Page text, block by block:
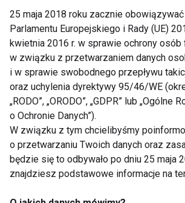
nerwowego. Prawidłowo dobrana
niedoborowi witamin, w tym np.
Takie braki niekorzystnie wpływają
nerwowy i mogą powodować
odpowiednie spożycie witamin z
folianów zawartych w bananach
nadmiernemu wzrostowi poziomu
krwi, jednemu z czynników ryzyka
także uszkodzenia komórek
Dobry nastrój ma ogromny wpływ
psychikę, pomaga radzić sobie ze
25 maja 2018 roku zacznie
Parlamentu Europejskiego i Rady (UE)
kwietnia 2016 r. w sprawie ochrony
w związku z przetwarzaniem danych
i w sprawie swobodnego przepływu
oraz uchylenia dyrektywy 95/46/WE
„RODO”, „ORODO”, „GDPR” lub „Ogólne
o Ochronie Danych”).
W związku z tym chcielibyśmy
o przetwarzaniu Twoich danych oraz
będzie się to odbywało po dniu 25 maja
znajdziesz podstawowe informacje na